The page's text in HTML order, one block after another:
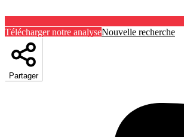
Télécharger notre analyseNouvelle recherche
Partager